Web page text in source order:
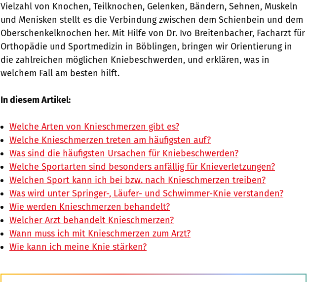
Vielzahl von Knochen, Teilknochen, Gelenken, Bändern, Sehnen, Muskeln
und Menisken stellt es die Verbindung zwischen dem Schienbein und dem
Oberschenkelknochen her. Mit Hilfe von Dr. Ivo Breitenbacher, Facharzt für
Orthopädie und Sportmedizin in Böblingen, bringen wir Orientierung in
die zahlreichen möglichen Kniebeschwerden, und erklären, was in
welchem Fall am besten hilft.
In diesem Artikel:
Welche Arten von Knieschmerzen gibt es?
Welche Knieschmerzen treten am häufigsten auf?
Was sind die häufigsten Ursachen für Kniebeschwerden?
Welche Sportarten sind besonders anfällig für Knieverletzungen?
Welchen Sport kann ich bei bzw. nach Knieschmerzen treiben?
Was wird unter Springer-, Läufer- und Schwimmer-Knie verstanden?
Wie werden Knieschmerzen behandelt?
Welcher Arzt behandelt Knieschmerzen?
Wann muss ich mit Knieschmerzen zum Arzt?
Wie kann ich meine Knie stärken?